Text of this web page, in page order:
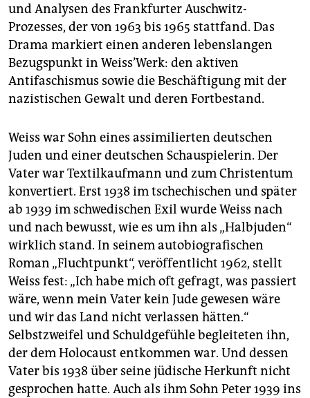
und Analysen des Frankfurter Auschwitz-
Prozesses, der von 1963 bis 1965 stattfand. Das
Drama markiert einen anderen lebenslangen
Bezugspunkt in Weiss’Werk: den aktiven
Antifaschismus sowie die Beschäftigung mit der
nazistischen Gewalt und deren Fortbestand.
Weiss war Sohn eines assimilierten deutschen
Juden und einer deutschen Schauspielerin. Der
Vater war Textilkaufmann und zum Christentum
konvertiert. Erst 1938 im tschechischen und später
ab 1939 im schwedischen Exil wurde Weiss nach
und nach bewusst, wie es um ihn als „Halbjuden“
wirklich stand. In seinem autobiografischen
Roman „Fluchtpunkt“, veröffentlicht 1962, stellt
Weiss fest: „Ich habe mich oft gefragt, was passiert
wäre, wenn mein Vater kein Jude gewesen wäre
und wir das Land nicht verlassen hätten.“
Selbstzweifel und Schuldgefühle begleiteten ihn,
der dem Holocaust entkommen war. Und dessen
Vater bis 1938 über seine jüdische Herkunft nicht
gesprochen hatte. Auch als ihm Sohn Peter 1939 ins